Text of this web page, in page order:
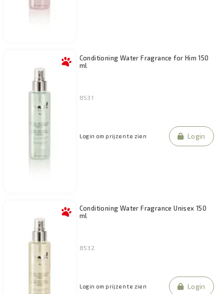
Conditioning Water Fragrance for Him 150
ml
8531
Login om prijzen te zien Login
Conditioning Water Fragrance Unisex 150
ml
8532
Login om prijzen te zien Login